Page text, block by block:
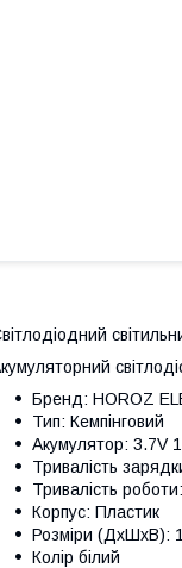
Бренд: HOROZ
Тип: Кемпінговий
Акумулятор: 3.7V
Тривалість
Тривалість
Корпус: Пластик
Розміри (ДхШхВ):
Колір білий